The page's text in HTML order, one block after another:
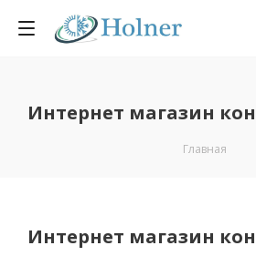
Интернет магазин
Главная
Интернет магазин